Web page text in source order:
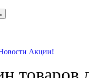
Акции!